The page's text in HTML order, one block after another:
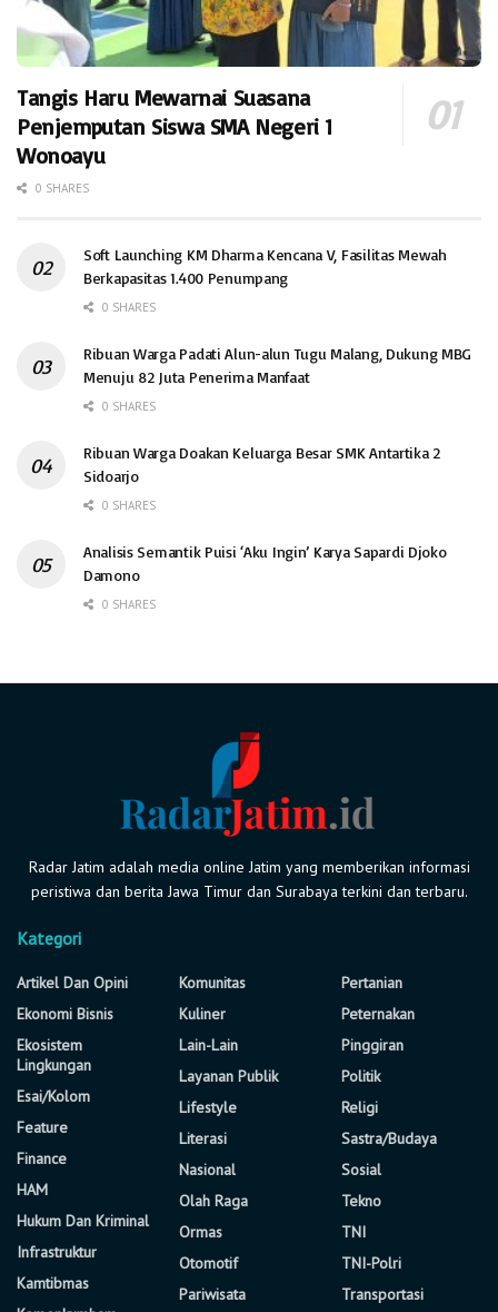
Tangis Haru Mewarnai Suasana
Penjemputan Siswa SMA Negeri 1
Wonoayu
0 SHARES
Soft Launching KM Dharma Kencana V, Fasilitas Mewah
Berkapasitas 1.400 Penumpang
0 SHARES
Ribuan Warga Padati Alun-alun Tugu Malang, Dukung MBG
Menuju 82 Juta Penerima Manfaat
0 SHARES
Ribuan Warga Doakan Keluarga Besar SMK Antartika 2
Sidoarjo
0 SHARES
Analisis Semantik Puisi ‘Aku Ingin’ Karya Sapardi Djoko
Damono
0 SHARES
Radar Jatim adalah media online Jatim yang memberikan informasi
peristiwa dan berita Jawa Timur dan Surabaya terkini dan terbaru.
Kategori
Artikel Dan Opini
Ekonomi Bisnis
Ekosistem
Lingkungan
Esai/Kolom
Feature
Finance
HAM
Hukum Dan Kriminal
Infrastruktur
Kamtibmas
Komunitas
Kuliner
Lain-Lain
Layanan Publik
Lifestyle
Literasi
Nasional
Olah Raga
Ormas
Otomotif
Pariwisata
Pertanian
Peternakan
Pinggiran
Politik
Religi
Sastra/Budaya
Sosial
Tekno
TNI
TNI-Polri
Transportasi